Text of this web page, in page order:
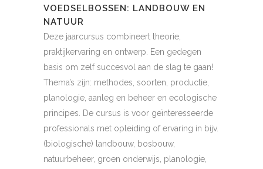
VOEDSELBOSSEN: LANDBOUW EN
NATUUR
Deze jaarcursus combineert theorie,
praktijkervaring en ontwerp. Een gedegen
basis om zelf succesvol aan de slag te gaan!
Thema’s zijn: methodes, soorten, productie,
planologie, aanleg en beheer en ecologische
principes. De cursus is voor geïnteresseerde
professionals met opleiding of ervaring in bijv.
(biologische) landbouw, bosbouw,
natuurbeheer, groen onderwijs, planologie,